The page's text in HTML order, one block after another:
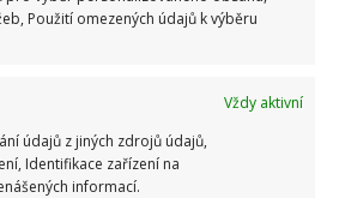
Použití omezených údajů k výběru
Vždy aktivní
údajů z jiných zdrojů údajů,
Identifikace zařízení na
informací.
přidala během svých studií a práce